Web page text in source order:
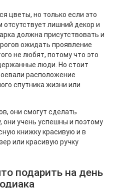
цветы, но только если это
отсутствует лишний декор и
должна присутствовать и
ожидать проявление
не любят, потому что это
люди. Но стоит
расположение
спутника жизни или
они смогут сделать
они учень успешны и поэтому
книжку красивую и в
или красивую ручку
подарить на день